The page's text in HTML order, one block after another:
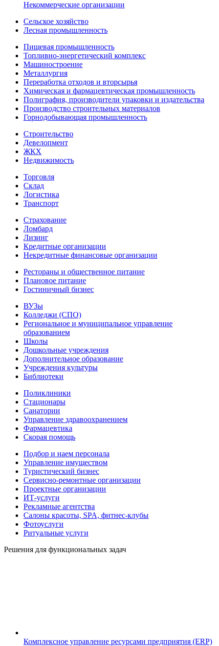
Некоммерческие организации
Сельское хозяйство
Лесная промышленность
Пищевая промышленность
Топливно-энергетический комплекс
Машиностроение
Металлургия
Переработка отходов и вторсырья
Химическая и фармацевтическая промышленность
Полиграфия, производители упаковки и издательства
Производство строительных материалов
Горнодобывающая промышленность
Строительство
Девелопмент
ЖКХ
Недвижимость
Торговля
Склад
Логистика
Транспорт
Страхование
Ломбард
Лизинг
Кредитные организации
Некредитные финансовые организации
Рестораны и общественное питание
Плановое питание
Гостиничный бизнес
ВУЗы
Колледжи (СПО)
Региональное и муниципальное управление
образованием
Школы
Дошкольные учреждения
Дополнительное образование
Учреждения культуры
Библиотеки
Поликлиники
Стационары
Санатории
Управление здравоохранением
Фармацевтика
Скорая помощь
Подбор и наем персонала
Управление имуществом
Туристический бизнес
Сервисно-ремонтные организации
Проектные организации
ИТ-услуги
Рекламные агентства
Салоны красоты, SPA, фитнес-клубы
Фотоуслуги
Ритуальные услуги
Решения для функциональных задач
Комплексное управление ресурсами предприятия (ERP)